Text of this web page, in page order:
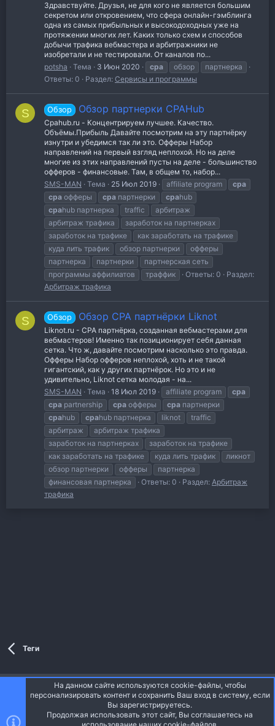
Здравствуйте. Друзья, не для кого не является большим
секретом или откровением, что сфера онлайн-гэмблинга
одна из самых прибыльных и высокодоходных уже на
протяжении многих лет. Каких только схем и способов
добычи трафика вебмастера и арбитражники не
изобретали и не тестировали. От каналов по...
potsha
Тема 3 Июн 2020 cpa обзор
партнерка
Ответы: 0
Раздел: Сервисы и программы
S Обзор Обзор партнерки CPAHub
Cpahub.ru - Концентрируем лучшее. Качество.
Объёмы.Прибыль Давайте посмотрим на эту партнёрку
изнутри и убедимся так ли это. Офферы Набор
направлений на первый взгляд неплохой. Но на деле
многие из этих направлений пусты на деле - большинство
офферов - финансовые. Там, в общем то, набор...
SMS-MAN
Тема 25 Июл 2019 affiliate program
cpa
cpa офферы cpa партнерки cpahub
cpahub партнерка traffic
арбитраж
арбитраж трафика
заработок на партнерках
заработок на трафике
как заработать на трафике
куда лить трафик
обзор партнерки
офферы
партнерка
партнерки
партнерская сеть
программы аффилиатов
траффик Ответы: 0
Раздел:
Арбитраж трафика
S Обзор Обзор CPA партнёрки Liknot
Liknot.ru - CPA партнёрка, созданная вебмастерами для
вебмастеров! Именно так позиционирует себя данная
сетка. Что ж, давайте посмотрим насколько это правда.
Офферы Набор офферов неплохой, хоть и не такой
гигантский, как у других партнёрок. Но это и не
удивительно, Liknot сетка молодая - на...
SMS-MAN
Тема 18 Июл 2019 affiliate program
cpa
cpa partnership cpa офферы cpa партнерки
cpahub cpahub партнерка liknot
traffic
арбитраж
арбитраж трафика
заработок на партнерках
заработок на трафике
как заработать на трафике
куда лить трафик
ликнот
обзор партнерки
офферы
партнерка
финансовая партнерка
Ответы: 0 Раздел: Арбитраж
трафика
Теги
Style and add-ons by ThemeHouse
Перевод от Jumuro ®
Запросы 12 Время 0.0364s
3.34MB
На данном сайте используются cookie-файлы, чтобы
персонализировать контент и сохранить Ваш вход в систему, если
Вы зарегистрируетесь.
Продолжая использовать этот сайт, Вы соглашаетесь на